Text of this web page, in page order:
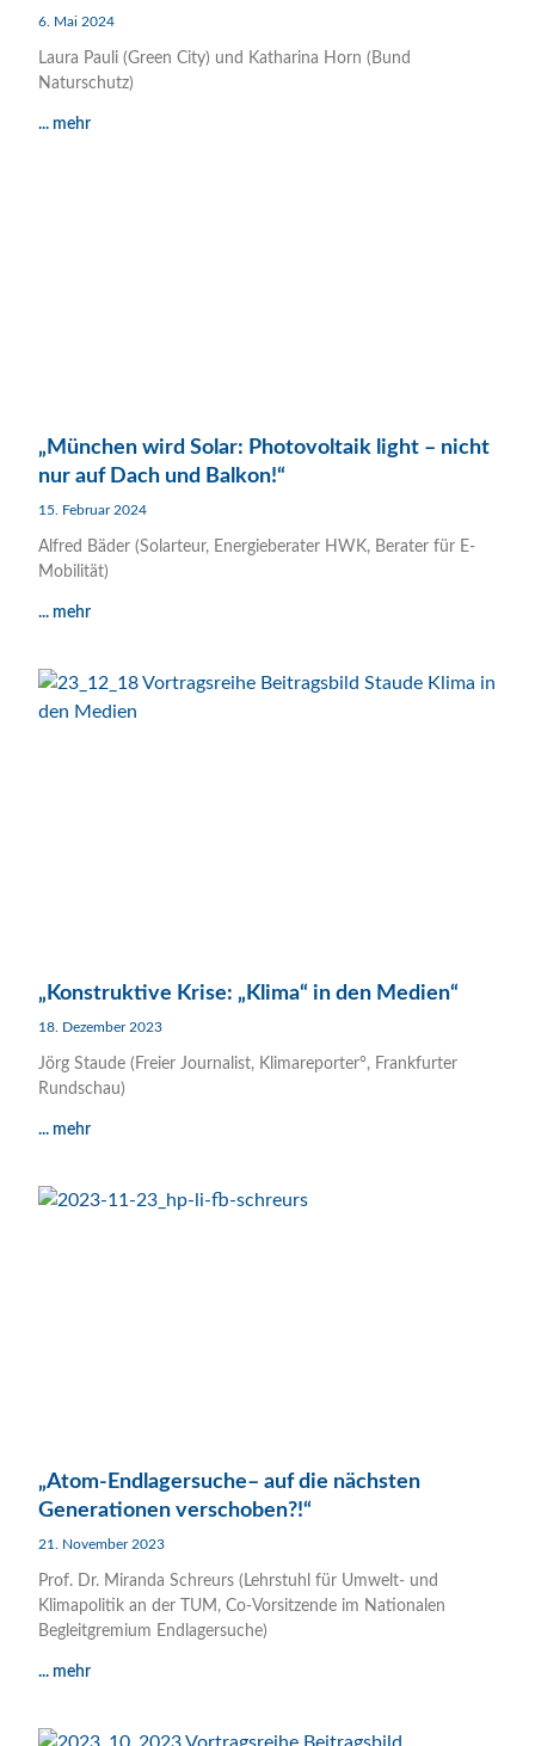
6. Mai 2024
Laura Pauli (Green City) und Katharina Horn (Bund
Naturschutz)
... mehr
„München wird Solar: Photovoltaik light – nicht
nur auf Dach und Balkon!“
15. Februar 2024
Alfred Bäder (Solarteur, Energieberater HWK, Berater für E-
Mobilität)
... mehr
„Konstruktive Krise: „Klima“ in den Medien“
18. Dezember 2023
Jörg Staude (Freier Journalist, Klimareporter°, Frankfurter
Rundschau)
... mehr
„Atom-Endlagersuche– auf die nächsten
Generationen verschoben?!“
21. November 2023
Prof. Dr. Miranda Schreurs (Lehrstuhl für Umwelt- und
Klimapolitik an der TUM, Co-Vorsitzende im Nationalen
Begleitgremium Endlagersuche)
... mehr